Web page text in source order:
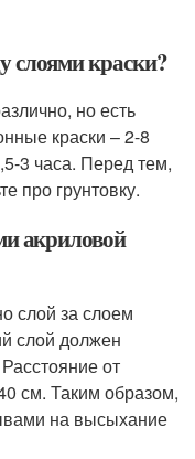
слоями краски?
но есть
краски – 2-8
3 часа. Перед тем,
про грунтовку.
акриловой
слой за слоем
слой должен
от
см. Таким образом,
на высыхание